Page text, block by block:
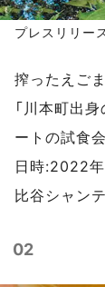
プレスリリー
搾ったえご
「川本町出
ートの試食
日時:2022
比谷シャン
02